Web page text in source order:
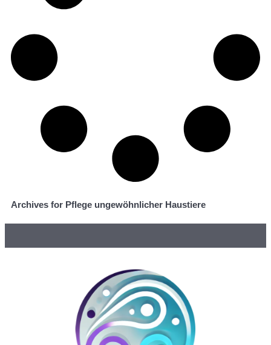
Archives for Pflege ungewöhnlicher Haustiere